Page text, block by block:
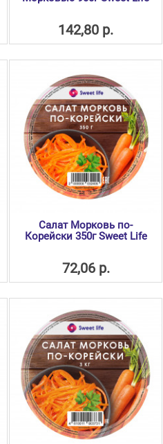
142,80 р.
Салат Морковь по-
Корейски 350г Sweet Life
72,06 р.